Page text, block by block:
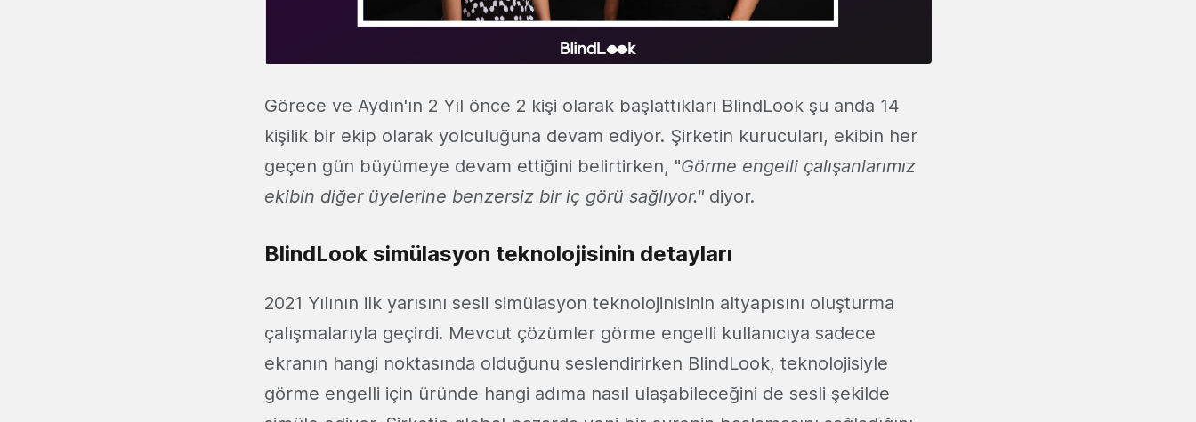
Görece ve Aydın'ın 2 Yıl önce 2 kişi olarak başlattıkları BlindLook şu anda 14
kişilik bir ekip olarak yolculuğuna devam ediyor. Şirketin kurucuları, ekibin her
geçen gün büyümeye devam ettiğini belirtirken, "Görme engelli çalışanlarımız
ekibin diğer üyelerine benzersiz bir iç görü sağlıyor." diyor.
BlindLook simülasyon teknolojisinin detayları
2021 Yılının ilk yarısını sesli simülasyon teknolojinisinin altyapısını oluşturma
çalışmalarıyla geçirdi. Mevcut çözümler görme engelli kullanıcıya sadece
ekranın hangi noktasında olduğunu seslendirirken BlindLook, teknolojisiyle
görme engelli için üründe hangi adıma nasıl ulaşabileceğini de sesli şekilde